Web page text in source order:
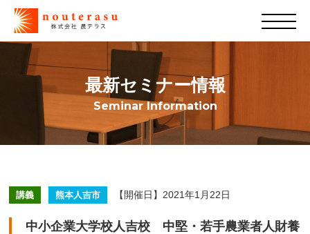
最新セミナー情報
Seminar Information
講義 熊本人吉市 【開催日】2021年1月22日
中小企業大学校人吉校 中堅・若手農業者人財養